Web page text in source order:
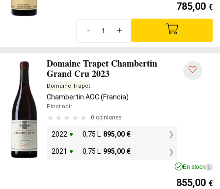
785,00 €
- +
Domaine Trapet Chambertin
Grand Cru 2023
Domaine Trapet
Chambertin AOC (Francia)
Pinot noir
0 opiniones
2022 0,75 L 895,00 €
2021 0,75 L 995,00 €
En stock i
855,00 €